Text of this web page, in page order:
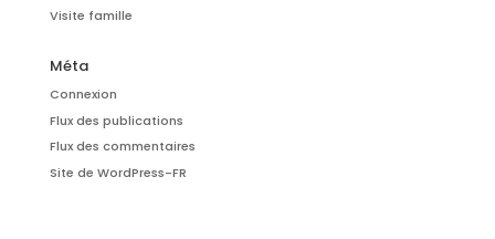
Visite famille
Méta
Connexion
Flux des publications
Flux des commentaires
Site de WordPress-FR